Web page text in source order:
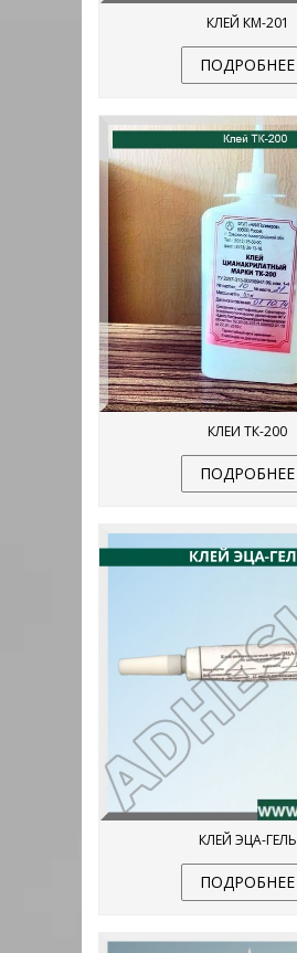
КЛЕЙ КМ-201
ПОДРОБНЕЕ
КЛЕИ ТК-200
ПОДРОБНЕЕ
КЛЕЙ ЭЦА-ГЕЛЬ
ПОДРОБНЕЕ